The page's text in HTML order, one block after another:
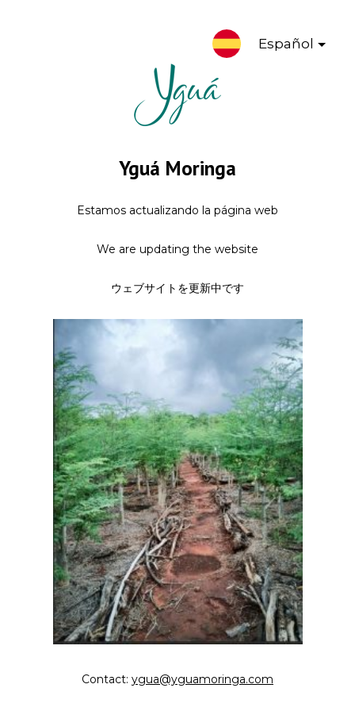
Español
Yguá Moringa
Estamos actualizando la página web
We are updating the website
ウェブサイトを更新中です
Contact: ygua@yguamoringa.com